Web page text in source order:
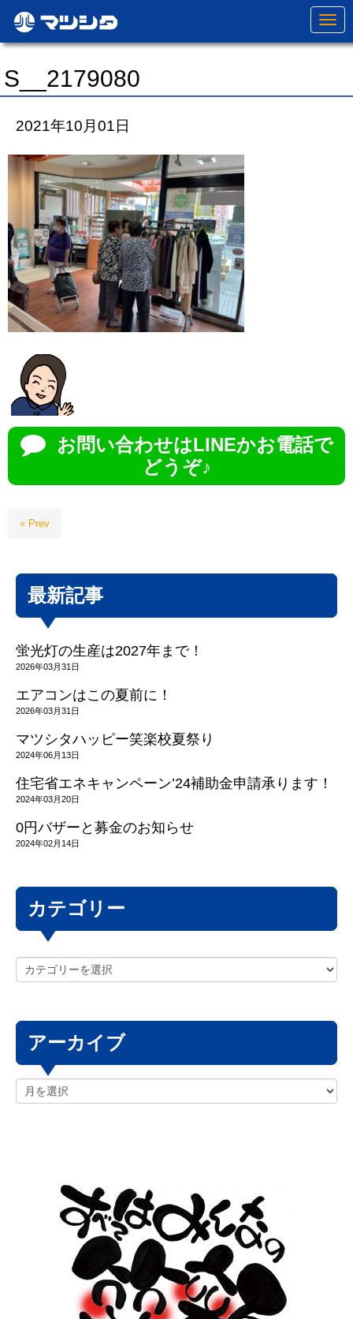
N
a
v
t
S__2179080
2021年10月01日
お問い合わせはLINEかお電話で
どうぞ♪
« Prev
最新記事
蛍光灯の生産は2027年まで！
2026年03月31日
エアコンはこの夏前に！
2026年03月31日
マツシタハッピー笑楽校夏祭り
2024年06月13日
住宅省エネキャンペーン’24補助金申請承ります！
2024年03月20日
0円バザーと募金のお知らせ
2024年02月14日
カテゴリー
アーカイブ